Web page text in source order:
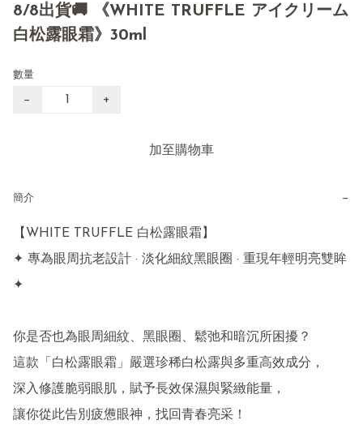
8/8出貨🚚 《WHITE TRUFFLE アイクリーム
白松露眼霜》30ml
數量
− +
加至購物車
簡介 −
【WHITE TRUFFLE 白松露眼霜】
✦ 專為眼周抗老設計 · 淡化細紋黑眼圈 · 重現年輕明亮雙眸
✦
你是否也為眼周細紋、黑眼圈、鬆弛和暗沉所困擾？
這款「白松露眼霜」嚴選珍稀白松露與多重高效成分，
深入修護脆弱眼肌，賦予長效保濕與緊緻能量，
讓你從此告別疲憊眼神，找回青春亮采！